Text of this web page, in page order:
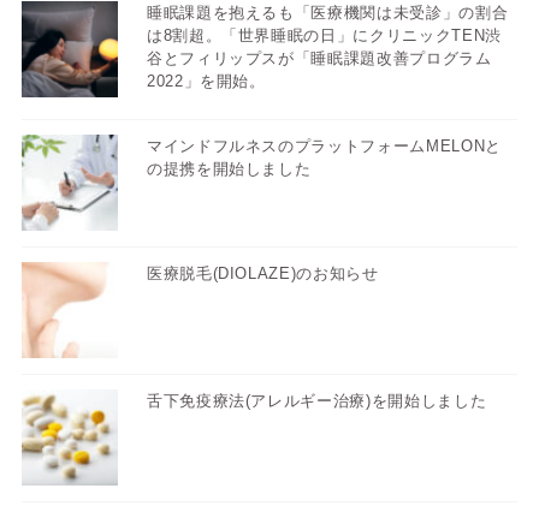
睡眠課題を抱えるも「医療機関は未受診」の割合
は8割超。「世界睡眠の日」にクリニックTEN渋
谷とフィリップスが「睡眠課題改善プログラム
2022」を開始。
マインドフルネスのプラットフォームMELONと
の提携を開始しました
医療脱毛(DIOLAZE)のお知らせ
舌下免疫療法(アレルギー治療)を開始しました